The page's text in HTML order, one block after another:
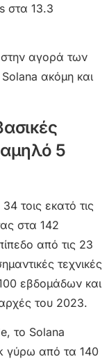
στα 13.3
στην αγορά των
ακόμη και
5
τοις εκατό τις
στα 142
από τις 23
τεχνικές
εβδομάδων και
του 2023.
το Solana
γύρω από τα 140